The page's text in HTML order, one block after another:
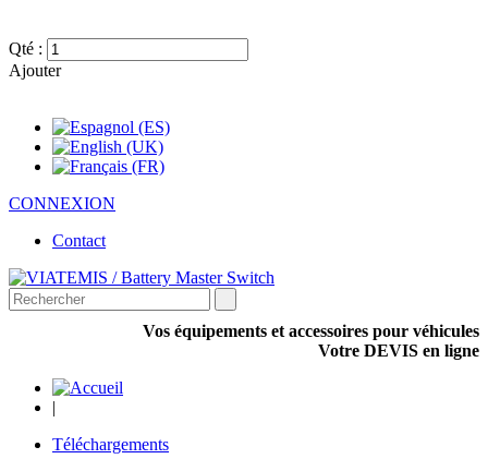
Qté :
Ajouter
CONNEXION
Contact
Vos équipements et accessoires pour véhicules
Votre DEVIS en ligne
|
Téléchargements